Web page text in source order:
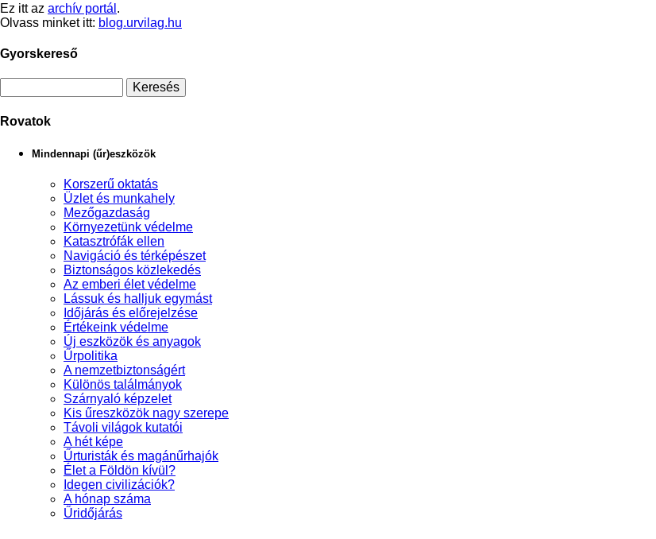
Ez itt az archív portál .
Olvass minket itt: blog.urvilag.hu
Gyorskereső
Rovatok
Mindennapi (űr)eszközök
Korszerű oktatás
Üzlet és munkahely
Mezőgazdaság
Környezetünk védelme
Katasztrófák ellen
Navigáció és térképészet
Biztonságos közlekedés
Az emberi élet védelme
Lássuk és halljuk egymást
Időjárás és előrejelzése
Értékeink védelme
Új eszközök és anyagok
Űrpolitika
A nemzetbiztonságért
Különös találmányok
Szárnyaló képzelet
Kis űreszközök nagy szerepe
Távoli világok kutatói
A hét képe
Űrturisták és magánűrhajók
Élet a Földön kívül?
Idegen civilizációk?
A hónap száma
Űridőjárás